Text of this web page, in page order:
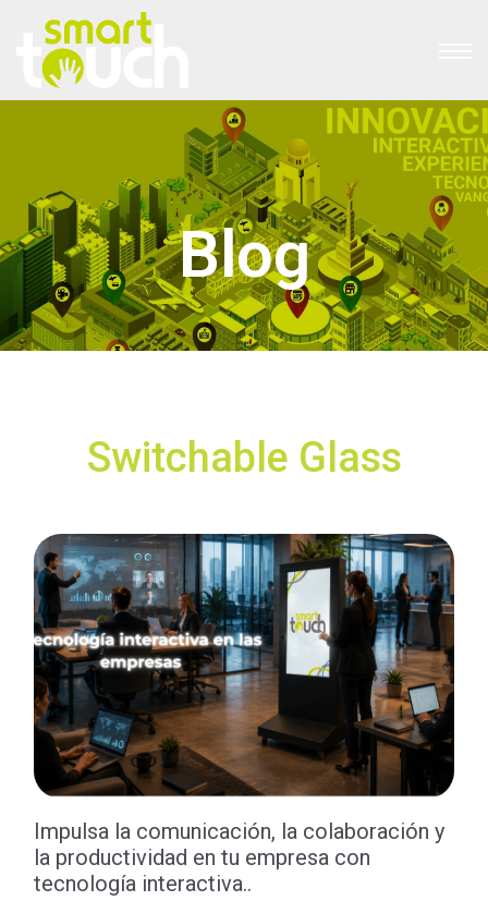
Blog
Switchable Glass
Impulsa la comunicación, la colaboración y
la productividad en tu empresa con
tecnología interactiva..